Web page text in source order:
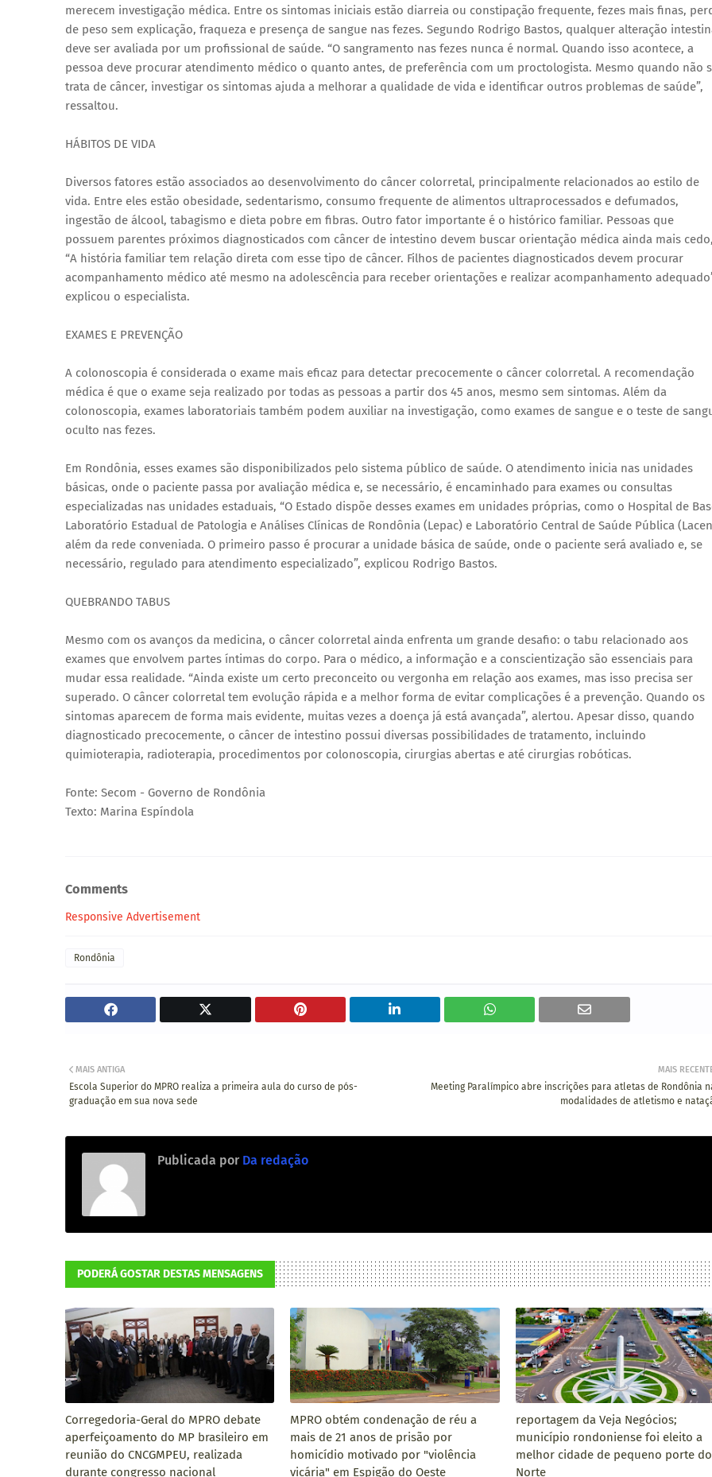
merecem investigação médica. Entre os sintomas iniciais estão diarreia ou constipação frequente, fezes mais finas,
de peso sem explicação, fraqueza e presença de sangue nas fezes. Segundo Rodrigo Bastos, qualquer alteração
deve ser avaliada por um profissional de saúde. “O sangramento nas fezes nunca é normal. Quando isso acontece, a
pessoa deve procurar atendimento médico o quanto antes, de preferência com um proctologista. Mesmo quando não
trata de câncer, investigar os sintomas ajuda a melhorar a qualidade de vida e identificar outros problemas de saúde”,
ressaltou.
HÁBITOS DE VIDA
Diversos fatores estão associados ao desenvolvimento do câncer colorretal, principalmente relacionados ao estilo de
vida. Entre eles estão obesidade, sedentarismo, consumo frequente de alimentos ultraprocessados e defumados,
ingestão de álcool, tabagismo e dieta pobre em fibras. Outro fator importante é o histórico familiar. Pessoas que
possuem parentes próximos diagnosticados com câncer de intestino devem buscar orientação médica ainda mais cedo,
“A história familiar tem relação direta com esse tipo de câncer. Filhos de pacientes diagnosticados devem procurar
acompanhamento médico até mesmo na adolescência para receber orientações e realizar acompanhamento
explicou o especialista.
EXAMES E PREVENÇÃO
A colonoscopia é considerada o exame mais eficaz para detectar precocemente o câncer colorretal. A recomendação
médica é que o exame seja realizado por todas as pessoas a partir dos 45 anos, mesmo sem sintomas. Além da
colonoscopia, exames laboratoriais também podem auxiliar na investigação, como exames de sangue e o teste de
oculto nas fezes.
Em Rondônia, esses exames são disponibilizados pelo sistema público de saúde. O atendimento inicia nas unidades
básicas, onde o paciente passa por avaliação médica e, se necessário, é encaminhado para exames ou consultas
especializadas nas unidades estaduais, “O Estado dispõe desses exames em unidades próprias, como o Hospital de
Laboratório Estadual de Patologia e Análises Clínicas de Rondônia (Lepac) e Laboratório Central de Saúde Pública
além da rede conveniada. O primeiro passo é procurar a unidade básica de saúde, onde o paciente será avaliado e, se
necessário, regulado para atendimento especializado”, explicou Rodrigo Bastos.
QUEBRANDO TABUS
Mesmo com os avanços da medicina, o câncer colorretal ainda enfrenta um grande desafio: o tabu relacionado aos
exames que envolvem partes íntimas do corpo. Para o médico, a informação e a conscientização são essenciais para
mudar essa realidade. “Ainda existe um certo preconceito ou vergonha em relação aos exames, mas isso precisa ser
superado. O câncer colorretal tem evolução rápida e a melhor forma de evitar complicações é a prevenção. Quando os
sintomas aparecem de forma mais evidente, muitas vezes a doença já está avançada”, alertou. Apesar disso, quando
diagnosticado precocemente, o câncer de intestino possui diversas possibilidades de tratamento, incluindo
quimioterapia, radioterapia, procedimentos por colonoscopia, cirurgias abertas e até cirurgias robóticas.
Fonte: Secom - Governo de Rondônia
Texto: Marina Espíndola
Comments
Responsive Advertisement
Rondônia
MAIS
Meeting Paralímpico abre inscrições para atletas de Rondônia
modalidades de atletismo e
MAIS ANTIGA
Escola Superior do MPRO realiza a primeira aula do curso de pós-
graduação em sua nova sede
Publicada por Da redação
PODERÁ GOSTAR DESTAS MENSAGENS
Corregedoria-Geral do MPRO debate
aperfeiçoamento do MP brasileiro em
reunião do CNCGMPEU, realizada
durante congresso nacional
MPRO obtém condenação de réu a
mais de 21 anos de prisão por
homicídio motivado por "violência
vicária" em Espigão do Oeste
reportagem da Veja Negócios;
município rondoniense foi eleito a
melhor cidade de pequeno porte do
Norte